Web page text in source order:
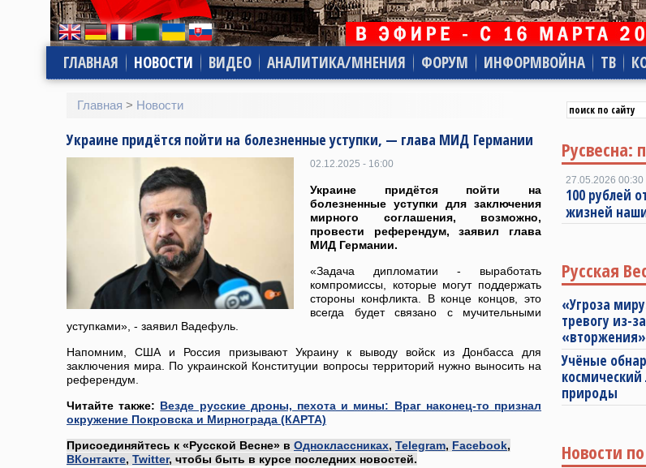
ГЛАВНАЯ НОВОСТИ ВИДЕО АНАЛИТИКА/МНЕНИЯ ФОРУМ ИНФОРМВОЙНА ТВ
Главная > Новости
Украине придётся пойти на болезненные уступки, — глава МИД Германии
02.12.2025 - 16:00
Украине придётся пойти на
болезненные уступки для заключения
мирного соглашения, возможно,
провести референдум, заявил глава
МИД Германии.
«Задача дипломатии - выработать
компромиссы, которые могут поддержать
стороны конфликта. В конце концов, это
всегда будет связано с мучительными
уступками», - заявил Вадефуль.
Напомним, США и Россия призывают Украину к выводу войск из Донбасса для
заключения мира. По украинской Конституции вопросы территорий нужно выносить на
референдум.
Читайте также: Везде русские дроны, пехота и мины: Враг наконец-то признал
окружение Покровска и Мирнограда (КАРТА)
Присоединяйтесь к «Русской Весне» в Одноклассниках, Telegram, Facebook,
ВКонтакте, Twitter, чтобы быть в курсе последних новостей.
Русвесна:
27.05.2026 00:30
100 рублей
жизней
Русская
«Угроза
тревогу из-
«вторжения»
Учёные
космический
природы
Новости